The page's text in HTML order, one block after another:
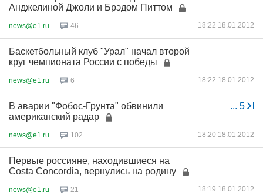
Анджелиной Джоли и Брэдом Питтом
news@e1.ru 46 18:22 18.01.2012
Баскетбольный клуб "Урал" начал второй
круг чемпионата России с победы
news@e1.ru 6 18:22 18.01.2012
... 5
В аварии "Фобос-Грунта" обвинили
американский радар
news@e1.ru 102 18:20 18.01.2012
Первые россияне, находившиеся на
Costa Concordia, вернулись на родину
news@e1.ru 21 18:19 18.01.2012